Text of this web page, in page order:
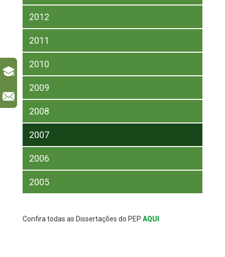
2012
2011
2010
2009
2008
2007
2006
2005
Confira todas as Dissertações do PEP AQUI